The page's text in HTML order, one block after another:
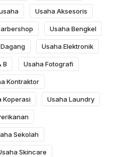
Usaha Aksesoris
Usaha Bengkel
Usaha Elektronik
B Usaha Fotografi
Kontraktor
Koperasi Usaha Laundry
Sekolah
Skincare